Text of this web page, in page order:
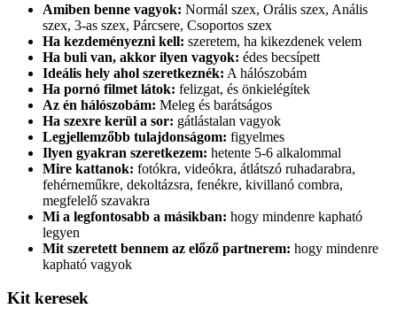
Amiben benne vagyok: Normál szex, Orális szex, Anális
szex, 3-as szex, Párcsere, Csoportos szex
Ha kezdeményezni kell: szeretem, ha kikezdenek velem
Ha buli van, akkor ilyen vagyok: édes becsípett
Ideális hely ahol szeretkeznék: A hálószobám
Ha pornó filmet látok: felizgat, és önkielégítek
Az én hálószobám: Meleg és barátságos
Ha szexre kerül a sor: gátlástalan vagyok
Legjellemzőbb tulajdonságom: figyelmes
Ilyen gyakran szeretkezem: hetente 5-6 alkalommal
Mire kattanok: fotókra, videókra, átlátszó ruhadarabra,
fehérneműkre, dekoltázsra, fenékre, kivillanó combra,
megfelelő szavakra
Mi a legfontosabb a másikban: hogy mindenre kapható
legyen
Mit szeretett bennem az előző partnerem: hogy mindenre
kapható vagyok
Kit keresek